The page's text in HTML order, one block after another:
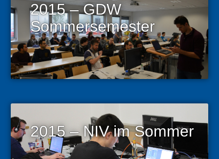
2015 – GDW
Sommersemester
2015 – NIV im Sommer